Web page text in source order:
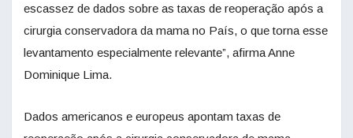
escassez de dados sobre as taxas de reoperação após a
cirurgia conservadora da mama no País, o que torna esse
levantamento especialmente relevante”, afirma Anne
Dominique Lima.
Dados americanos e europeus apontam taxas de